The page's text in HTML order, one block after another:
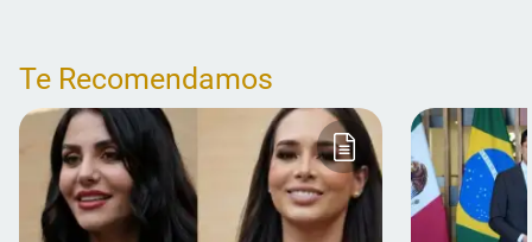
Te Recomendamos